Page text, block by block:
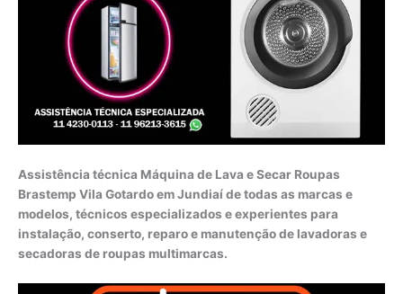
Assistência técnica Máquina de Lava e Secar Roupas
Brastemp Vila Gotardo em Jundiaí de todas as marcas e
modelos, técnicos especializados e experientes para
instalação, conserto, reparo e manutenção de lavadoras e
secadoras de roupas multimarcas.